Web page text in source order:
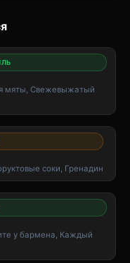
мяты, Свежевыжатый
соки, Гренадин
у бармена, Каждый